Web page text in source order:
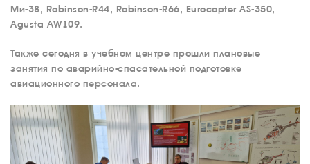
Ми-38, Robinson-R44, Robinson-R66, Eurocopter AS-350,
Agusta AW109.
Также сегодня в учебном центре прошли плановые
занятия по аварийно-спасательной подготовке
авиационного персонала.